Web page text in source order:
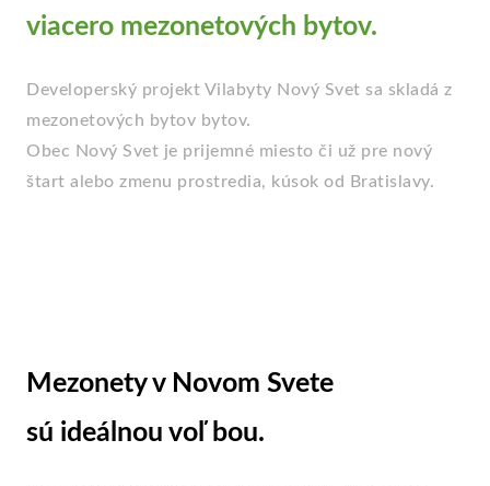
viacero mezonetových bytov.
Developerský projekt Vilabyty Nový Svet sa skladá z
mezonetových bytov bytov.
Obec Nový Svet je prijemné miesto či už pre nový
štart alebo zmenu prostredia, kúsok od Bratislavy.
Mezonety v Novom Svete
sú ideálnou voľ bou.